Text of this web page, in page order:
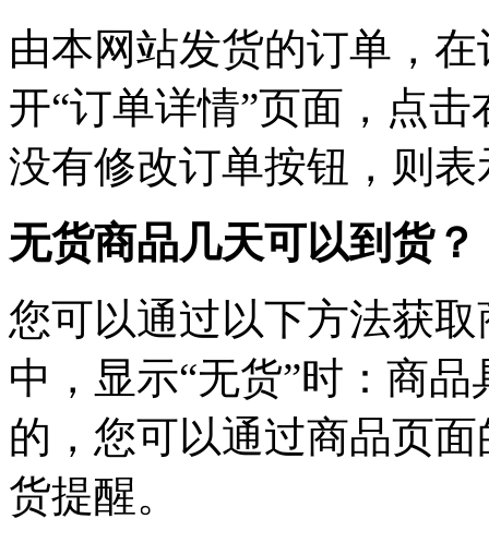
由本网站发货的订单，
开“订单详情”页面，点
没有修改订单按钮，则
无货商品几天可以到货？
您可以通过以下方法获
中，显示“无货”时：商
的，您可以通过商品页
货提醒。